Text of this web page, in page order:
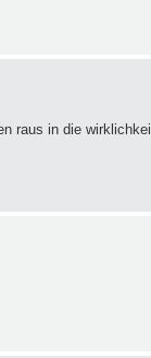
raus in die